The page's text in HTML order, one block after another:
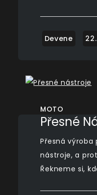
MOTO
Přesné
Přesná
nástroje, a
Řekneme si,